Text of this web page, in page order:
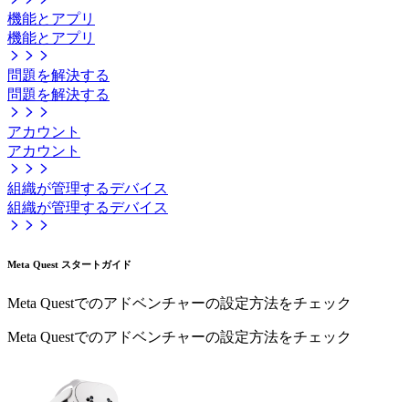
機能とアプリ
機能とアプリ
問題を解決する
問題を解決する
アカウント
アカウント
組織が管理するデバイス
組織が管理するデバイス
Meta Quest スタートガイド
Meta Questでのアドベンチャーの設定方法をチェック
Meta Questでのアドベンチャーの設定方法をチェック